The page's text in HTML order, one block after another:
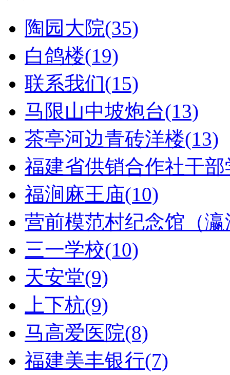
陶园大院(35)
白鸽楼(19)
联系我们(15)
马限山中坡炮台(13)
茶亭河边青砖洋楼(13)
福建省供销合作社干
福涧麻王庙(10)
营前模范村纪念馆（
三一学校(10)
天安堂(9)
上下杭(9)
马高爱医院(8)
福建美丰银行(7)